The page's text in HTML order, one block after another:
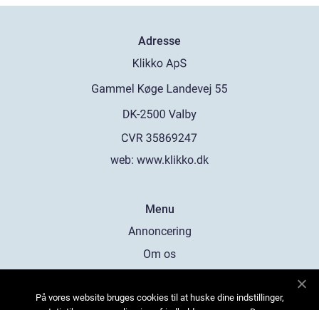
Adresse
web: www.klikko.dk
Menu
Annoncering
Om os
Kontakt os
På vores website bruges cookies til at huske dine indstillinger,